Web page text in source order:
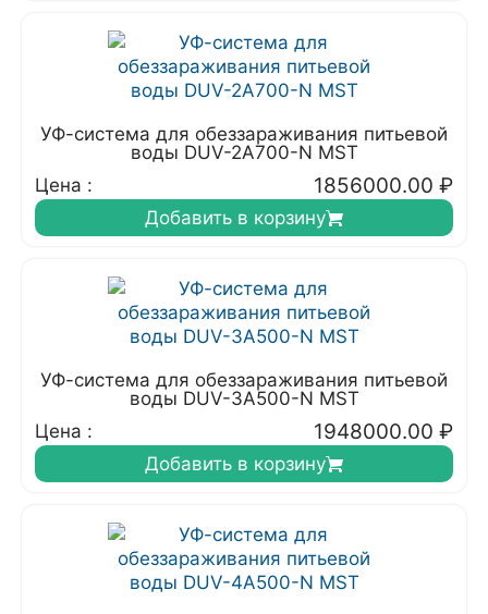
УФ-система для обеззараживания питьевой
воды DUV-2A700-N MST
Цена :
1856000.00 ₽
Добавить в корзину
УФ-система для обеззараживания питьевой
воды DUV-3A500-N MST
Цена :
1948000.00 ₽
Добавить в корзину